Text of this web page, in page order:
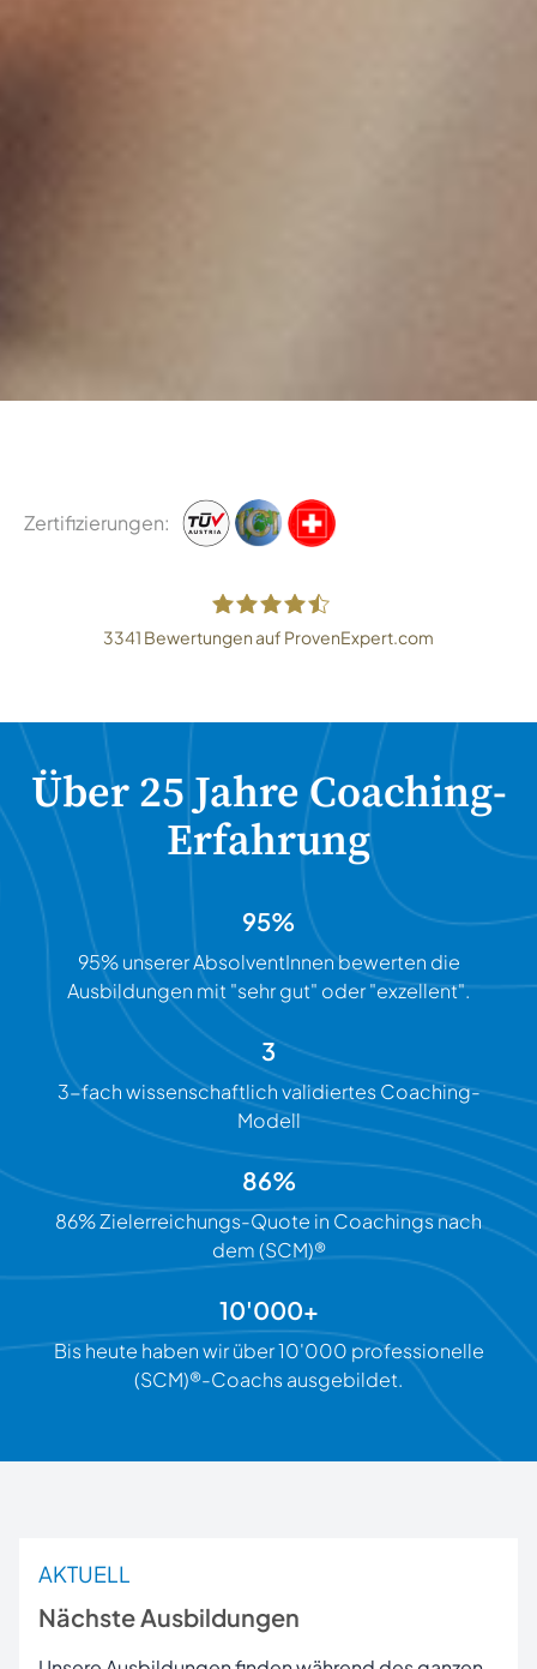
Zertifizierungen
3341 Bewertungen auf ProvenExpert.com
Über 25 Jahre Coaching-
Erfahrung
95%
95% unserer AbsolventInnen bewerten die
Ausbildungen mit "sehr gut" oder "exzellent".
3
3-fach wissenschaftlich validiertes Coaching-
Modell
86%
86% Zielerreichungs-Quote in Coachings nach
dem (SCM)®
10'000+
Bis heute haben wir über 10'000 professionelle
(SCM)®-Coachs ausgebildet.
AKTUELL
Nächste Ausbildungen